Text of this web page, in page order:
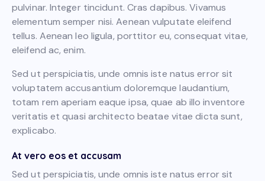
pulvinar. Integer tincidunt. Cras dapibus. Vivamus
elementum semper nisi. Aenean vulputate eleifend
tellus. Aenean leo ligula, porttitor eu, consequat vitae,
eleifend ac, enim.
Sed ut perspiciatis, unde omnis iste natus error sit
voluptatem accusantium doloremque laudantium,
totam rem aperiam eaque ipsa, quae ab illo inventore
veritatis et quasi architecto beatae vitae dicta sunt,
explicabo.
At vero eos et accusam
Sed ut perspiciatis, unde omnis iste natus error sit